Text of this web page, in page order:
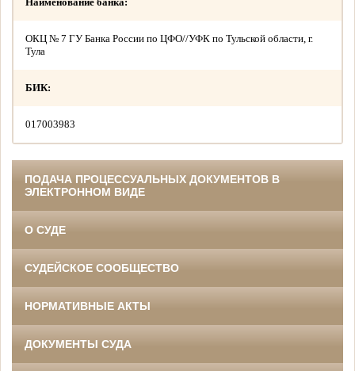
ОКЦ № 7 ГУ Банка России по ЦФО//УФК по Тульской области, г.
Тула
БИК:
017003983
ПОДАЧА ПРОЦЕССУАЛЬНЫХ ДОКУМЕНТОВ В
ЭЛЕКТРОННОМ ВИДЕ
О СУДЕ
СУДЕЙСКОЕ СООБЩЕСТВО
НОРМАТИВНЫЕ АКТЫ
ДОКУМЕНТЫ СУДА